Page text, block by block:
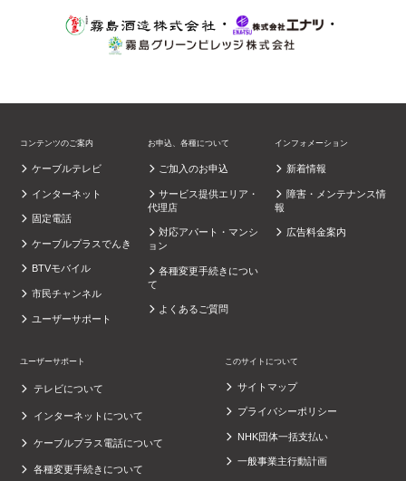
・
・
コンテンツのご案内
ケーブルテレビ
インターネット
固定電話
ケーブルプラスでんき
BTVモバイル
市民チャンネル
ユーザーサポート
お申込、各種について
ご加入のお申込
サービス提供エリア・
代理店
対応アパート・マンシ
ョン
各種変更手続きについ
て
よくあるご質問
インフォメーション
新着情報
障害・メンテナンス情
報
広告料金案内
ユーザーサポート
テレビについて
インターネットについて
ケーブルプラス電話について
各種変更手続きについて
このサイトについて
サイトマップ
プライバシーポリシー
NHK団体一括支払い
一般事業主行動計画